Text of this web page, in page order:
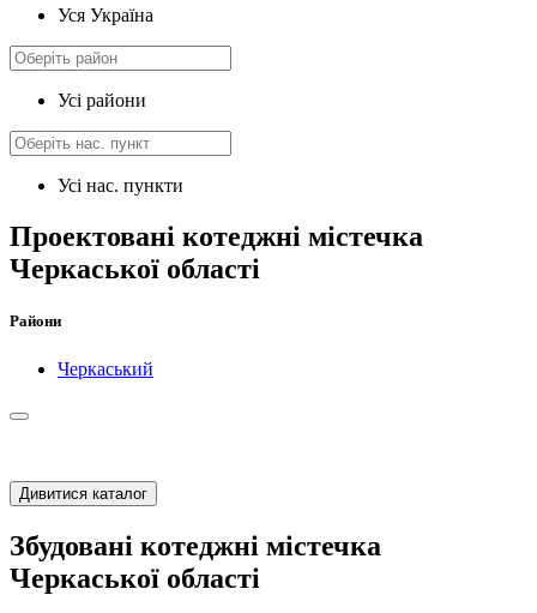
Уся Україна
Усі райони
Усі нас. пункти
Проектовані котеджні містечка
Черкаської області
Райони
Черкаський
Дивитися каталог
Збудовані котеджні містечка
Черкаської області